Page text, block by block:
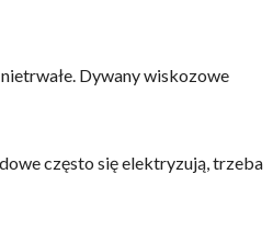
Dywany wiskozowe
często się elektryzują, trzeba